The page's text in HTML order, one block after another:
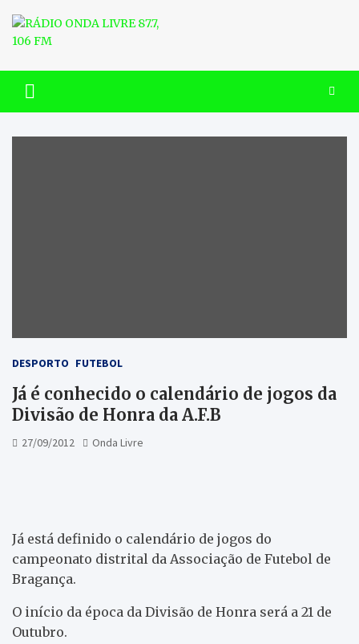
content
RÁDIO ONDA LIVRE 87.7, 106
FM
DESPORTO FUTEBOL
Já é conhecido o calendário de jogos da
Divisão de Honra da A.F.B
27/09/2012 Onda Livre
Já está definido o calendário de jogos do
campeonato distrital da Associação de Futebol de
Bragança.
O início da época da Divisão de Honra será a 21 de
Outubro.